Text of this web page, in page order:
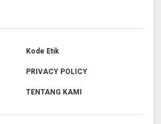
Kode Etik
PRIVACY POLICY
TENTANG KAMI